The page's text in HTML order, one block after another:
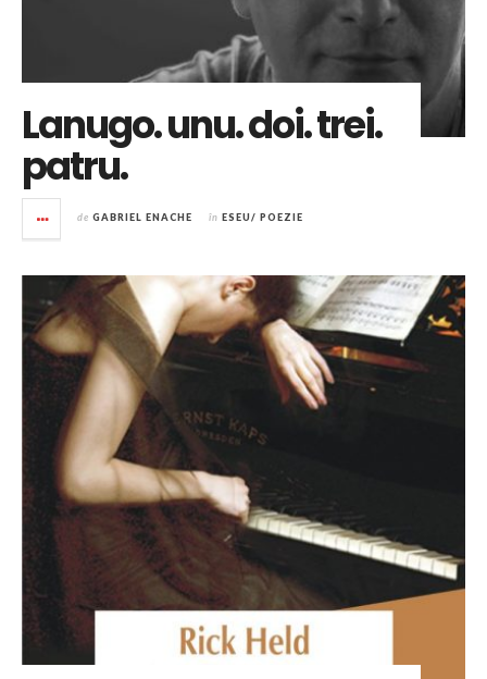
Lanugo. unu. doi. trei.
patru.
de GABRIEL ENACHE în ESEU/ POEZIE